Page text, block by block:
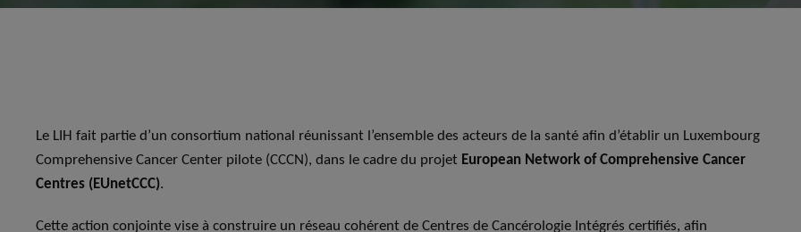
Le LIH fait partie d’un consortium national réunissant l’ensemble des acteurs de la santé afin d’établir un Luxembourg
Comprehensive Cancer Center pilote (CCCN), dans le cadre du projet European Network of Comprehensive Cancer
Centres (EUnetCCC).
Cette action conjointe vise à construire un réseau cohérent de Centres de Cancérologie Intégrés certifiés, afin